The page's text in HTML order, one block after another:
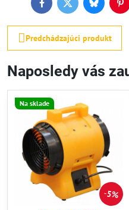
FacebookTwitterBluesky
Predchádzajúci produkt
Naposledy vás
5%
Na sklade